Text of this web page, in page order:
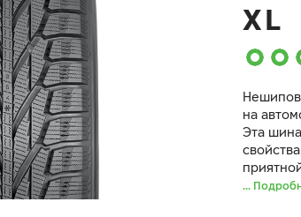
XL
на
Эта
...